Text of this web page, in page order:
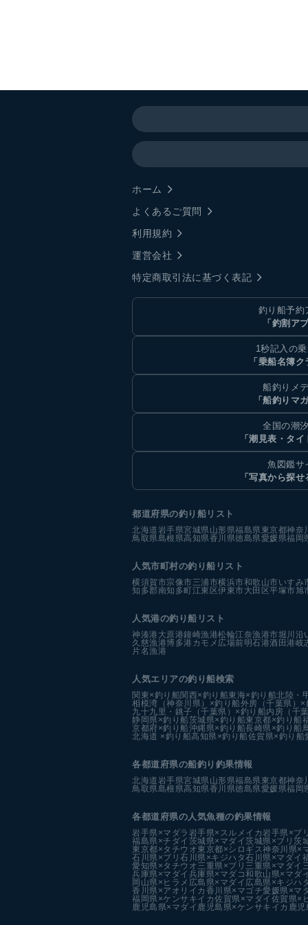
ホーム
よくあるご質問
利用規約
運営会社
特定商取引法に基づく表記
釣り船予約
「釣割ア
1秒記入の
「乗船名簿
船釣りメ
「船釣りマ
全国の潮
「潮見表・タ
魚図鑑サ
「写真から探
都道府県の釣り船リスト
北海道 岩手県宮城県 山形県福島県 東京都神奈
鳥取県島根県高知県香川県徳島県愛媛県福岡
人気市町村の釣り船リスト
横須賀市宗像市三浦市横浜市和歌山市いすみ
知多郡南知多町江東区伊東市大田区平塚市旭
人気港の釣り船リスト
神湊港 大原港鐘崎漁港松輪江奈漁港市堀川沿
久慈漁港博多港カモメ広場前明石港酒田港岐
片名漁港
人気エリアの釣り船検索
関東×釣り船関西×釣り船東海×釣り船北陸・
相模湾（神奈川県）×釣り船外房（千葉県）×
九十九里・銚子（千葉県）×釣り船内房（千
静岡県×釣り船茨城県×釣り船東京都×釣り船
京都府×釣り船沖縄県×釣り船長崎県×釣り船
北海道 ×釣り船高知県×釣り船佐賀県×釣り船
各都道府県の船釣り釣果情報
北海道 岩手県宮城県 山形県福島県 東京都神奈
鳥取県島根県高知県香川県徳島県愛媛県福岡
各都道府県の人気魚種の釣果情報
岩手県×マダラ 岩手県×スルメイカ 岩手県×ブ
福島県×チダイ 茨城県×マダイ茨城県×ブリ 茨
東京都×タチウオ東京都×シロギス神奈川県×
石川県×ブリ 石川県×キジハタ石川県×マダイ
愛知県×タチウオ三重県×ブリ 三重県×マダイ
兵庫県×マダイ 兵庫県×マダコ和歌山県×マダ
岡山県×ヒラメ 広島県×マダイ 広島県×キジハ
香川県×アオリイカ 香川県×マゴチ愛媛県×マ
福岡県×ケンサキイカ佐賀県×マダイ 佐賀県×
鹿児島県×マダイ 鹿児島県×ケンサキイカ 鹿